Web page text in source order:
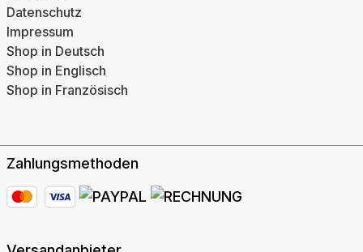
Datenschutz
Impressum
Shop in Deutsch
Shop in Englisch
Shop in Französisch
Zahlungsmethoden